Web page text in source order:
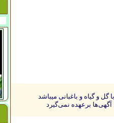
و گیاه و باغبانی میباشد
آگهی‌ها برعهده نمی‌گیرد